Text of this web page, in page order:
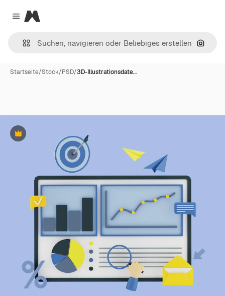
Close menu
Magnific
Nach
Startseite/Stock/PSD/3D-Illustrationsdate…
Premium